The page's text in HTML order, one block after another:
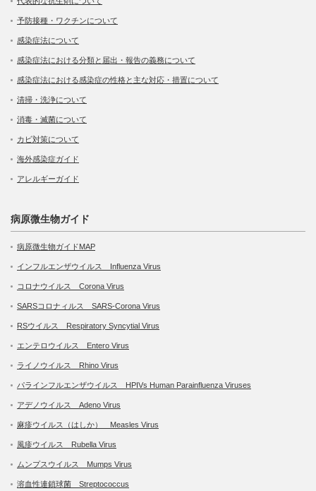
予防接種・ワクチンについて
感染症法について
感染症法における分類と届出・報告の義務について
感染症法における感染症の性格と主な対応・措置について
清掃・洗浄について
消毒・滅菌について
カビ対策について
海外感染症ガイド
アレルギーガイド
病原微生物ガイド
病原微生物ガイドMAP
インフルエンザウイルス Influenza Virus
コロナウイルス Corona Virus
SARSコロナィルス SARS-Corona Virus
RSウイルス Respiratory Syncytial Virus
エンテロウイルス Entero Virus
ライノウイルス Rhino Virus
パラインフルエンザウイルス HPIVs Human Parainfluenza Viruses
アデノウイルス Adeno Virus
麻疹ウイルス（はしか） Measles Virus
風疹ウイルス Rubella Virus
ムンプスウイルス Mumps Virus
溶血性連鎖球菌 Streptococcus